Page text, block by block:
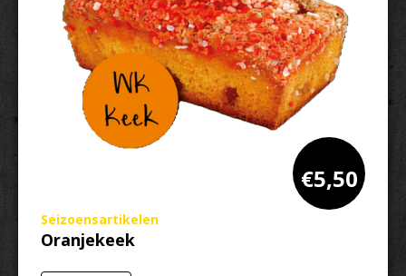
Seizoensartikelen
Oranjekeek
€5,50